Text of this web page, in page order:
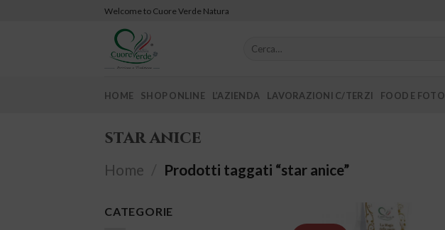
Welcome to Cuore Verde Natura
Cerca:
HOME SHOP ONLINE L’AZIENDA LAVORAZIONI C/TERZI FOOD E FOTO
star anice
Home Prodotti taggati “star anice”
CATEGORIE